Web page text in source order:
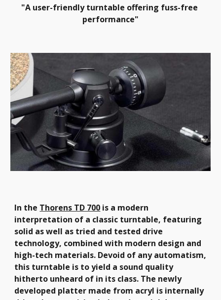
"A user-friendly turntable offering fuss-free
performance"
In the Thorens TD 700 is a modern
interpretation of a classic turntable, featuring
solid as well as tried and tested drive
technology, combined with modern design and
high-tech materials. Devoid of any automatism,
this turntable is to yield a sound quality
hitherto unheard of in its class. The newly
developed platter made from acryl is internally